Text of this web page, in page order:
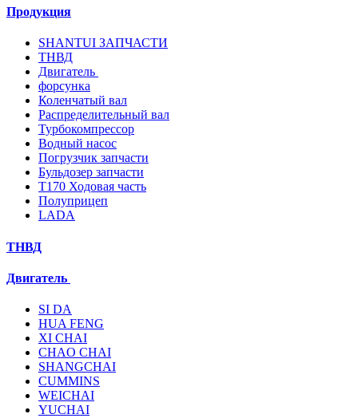
Продукция
SHANTUI ЗАПЧАСТИ
ТНВД
Двигатель
форсунка
Коленчатый вал
Распределительный вал
Турбокомпрессор
Водный насос
Погрузчик запчасти
Бульдозер запчасти
T170 Ходовая часть
Полуприцеп
LADA
ТНВД
Двигатель
SI DA
HUA FENG
XI CHAI
CHAO CHAI
SHANGCHAI
CUMMINS
WEICHAI
YUCHAI